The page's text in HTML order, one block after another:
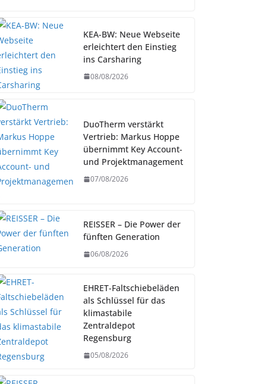
KEA-BW: Neue Webseite
erleichtert den Einstieg
ins Carsharing
08/08/2026
DuoTherm verstärkt
Vertrieb: Markus Hoppe
übernimmt Key Account-
und Projektmanagement
07/08/2026
REISSER – Die Power der
fünften Generation
06/08/2026
EHRET-Faltschiebeläden
als Schlüssel für das
klimastabile
Zentraldepot
Regensburg
05/08/2026